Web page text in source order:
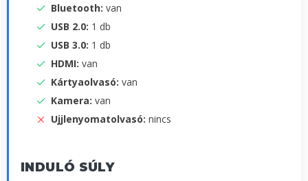
Bluetooth: van
USB 2.0: 1 db
USB 3.0: 1 db
HDMI: van
Kártyaolvasó: van
Kamera: van
Ujjlenyomatolvasó: nincs
INDULÓ SÚLY